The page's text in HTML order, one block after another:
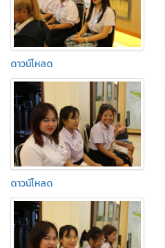
ดาวน์โหลด
ดาวน์โหลด